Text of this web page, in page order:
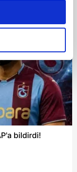
yaparken
sunmak
adına
bu noktada,
tek gelir
izin vermedikleri
çeşitli kişisel
bildirdi!